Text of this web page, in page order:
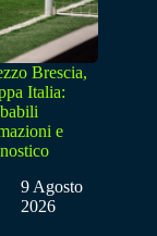
Brescia,
Italia:
e
9 Agosto
2026